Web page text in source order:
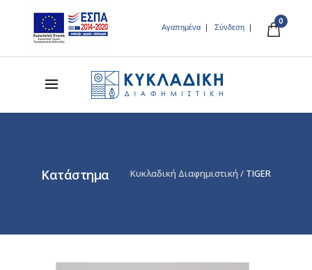
Αγαπημένα Σύνδεση
0
Κατάστημα Κυκλαδική Διαφημιστική / TIGER